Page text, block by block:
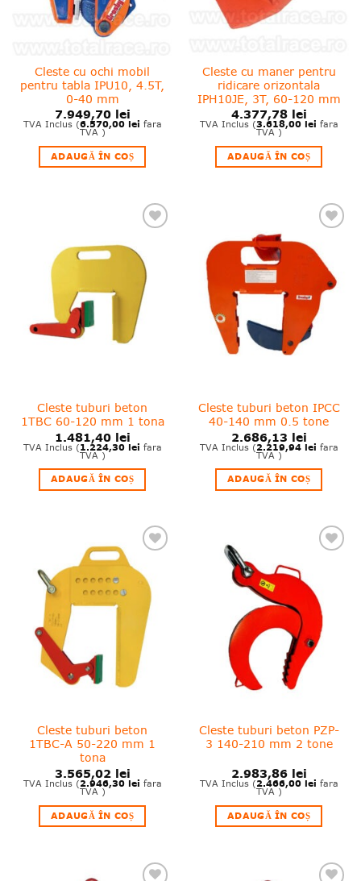
Cleste cu ochi mobil
pentru tabla IPU10, 4.5T,
0-40 mm
7.949,70 lei
TVA Inclus (6.570,00 lei fara
TVA )
ADAUGĂ ÎN COȘ
Cleste cu maner pentru
ridicare orizontala
IPH10JE, 3T, 60-120 mm
4.377,78 lei
TVA Inclus (3.618,00 lei fara
TVA )
ADAUGĂ ÎN COȘ
Adauga
in
wishlist!
Cleste tuburi beton
1TBC 60-120 mm 1 tona
1.481,40 lei
TVA Inclus (1.224,30 lei fara
TVA )
ADAUGĂ ÎN COȘ
Adauga
in
wishlist!
Cleste tuburi beton IPCC
40-140 mm 0.5 tone
2.686,13 lei
TVA Inclus (2.219,94 lei fara
TVA )
ADAUGĂ ÎN COȘ
Adauga
in
wishlist!
Cleste tuburi beton
1TBC-A 50-220 mm 1
tona
3.565,02 lei
TVA Inclus (2.946,30 lei fara
TVA )
ADAUGĂ ÎN COȘ
wishlist!
Cleste tuburi beton PZP-
3 140-210 mm 2 tone
2.983,86 lei
TVA Inclus (2.466,00 lei fara
TVA )
ADAUGĂ ÎN COȘ